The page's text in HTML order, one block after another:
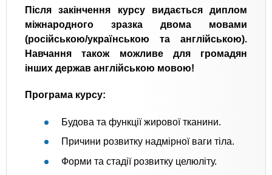
Після закінчення курсу видається диплом
міжнародного зразка двома мовами
(російською/українською та англійською).
Навчання також можливе для громадян
інших держав англійською мовою!
Програма курсу:
Будова та функції жирової тканини.
Причини розвитку надмірної ваги тіла.
Форми та стадії розвитку целюліту.